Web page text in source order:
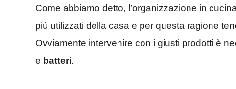
Come abbiamo detto, l’organizzazione in
più utilizzati della casa e per questa ragione
Ovviamente intervenire con i giusti prodotti è
e batteri.